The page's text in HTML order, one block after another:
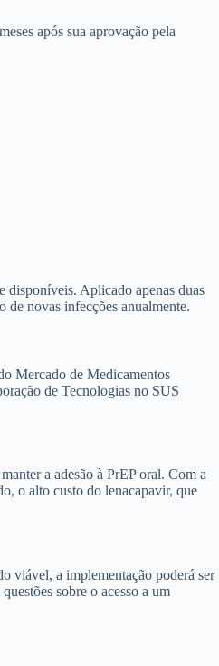
após sua aprovação pela
Aplicado apenas duas
de novas infecções anualmente.
Mercado de Medicamentos
de Tecnologias no SUS
a adesão à PrEP oral. Com a
o alto custo do lenacapavir, que
viável, a implementação poderá ser
sobre o acesso a um